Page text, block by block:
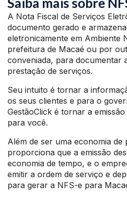
A Nota Fiscal de Serviços
documento gerado e
eletronicamente em Ambiente
prefeitura de Macaé ou por
conveniada, para documentar
prestação de serviços.
Seu intuito é tornar a
os seus clientes e para o
GestãoClick é tornar a
para você.
Além de ser uma economia de
proporciona que a emissão
economia de tempo, e o
emitir a ordem de serviço e
para gerar a NFS-e para